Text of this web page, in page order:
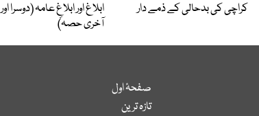
کراچی کی بدحالی کے ذمے دار
ابلاغ اور ابلاغِ عامہ (دوسرا اور
آخری حصہ)
صفحۂ اول
تازہ ترین